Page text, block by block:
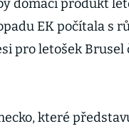
domácí produkt
EK počítala s
pro letošek Brusel
které